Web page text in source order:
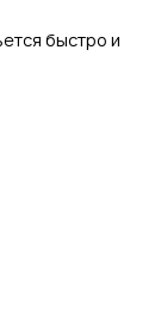
быстро и